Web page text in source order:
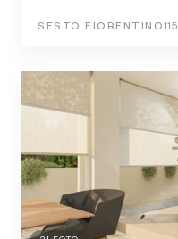
SESTO FIORENTINO115